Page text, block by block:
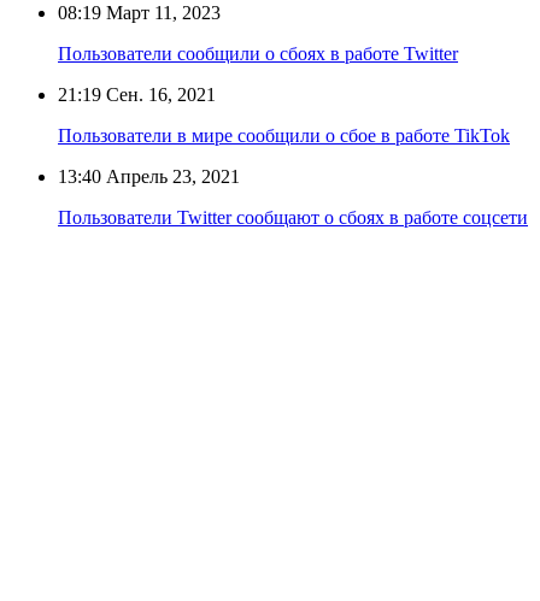
08:19 Март 11, 2023
Пользователи сообщили о сбоях в работе Twitter
21:19 Сен. 16, 2021
Пользователи в мире сообщили о сбое в работе TikTok
13:40 Апрель 23, 2021
Пользователи Twitter сообщают о сбоях в работе соцсети